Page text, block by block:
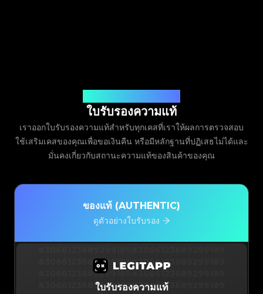
ใบรับรองความแท้
เราออกใบรับรองความแท้สำหรับทุกเคสที่เราให้ผลการตรวจสอบ
ใช้เสริมเคสของคุณเพื่อขอเงินคืน หรือมีหลักฐานที่ปฏิเสธไม่ได้และ
มั่นคงเกี่ยวกับสถานะความแท้ของสินค้าของคุณ
ของแท้ (AUTHENTIC)
ดูตัวอย่างใบรับรอง
#3066123689299189#3066123689299189
#3066123689299189#3066123689299189
#3066123689299189#3066123689299189
ใบรับรองความแท้